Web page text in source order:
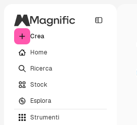
Crea
Home
Ricerca
Stock
Esplora
Strumenti